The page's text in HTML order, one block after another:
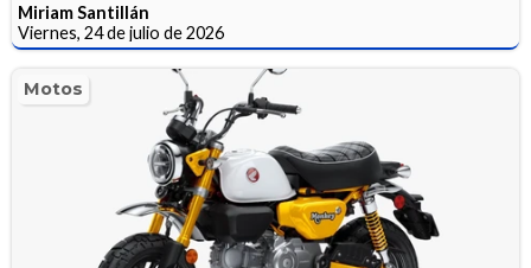
Miriam Santillán
Viernes, 24 de julio de 2026
Motos